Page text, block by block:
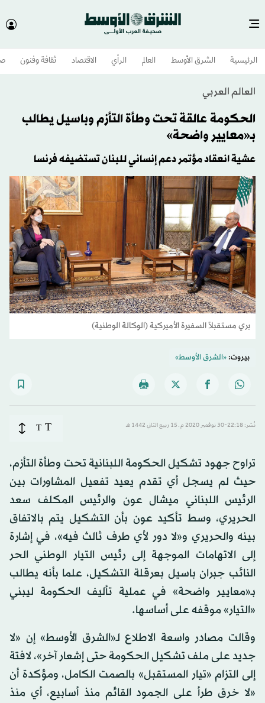
الرئيسية الشرق الأوسط​ العالم الرأي الاقتصاد ثقافة وفنون
العالم العربي
الحكومة عالقة تحت وطأة التأزم وباسيل يطالب
بـ«معايير واضحة»
عشية انعقاد مؤتمر دعم إنساني للبنان تستضيفه فرنسا
بري مستقبلاً السفيرة الأميركية (الوكالة الوطنية)
بيروت:«الشرق الأوسط»
نُشر: 22:18-30 نوفمبر 2020 م ـ 15 ربيع الثاني 1442 هـ T
T
تراوح جهود تشكيل الحكومة اللبنانية تحت وطأة التأزم،
حيث لم يسجل أي تقدم يعيد تفعيل المشاورات بين
الرئيس اللبناني ميشال عون والرئيس المكلف سعد
الحريري، وسط تأكيد عون بأن التشكيل يتم بالاتفاق
بينه والحريري و«لا دور لأي طرف ثالث فيه»، في إشارة
إلى الاتهامات الموجهة إلى رئيس التيار الوطني الحر
النائب جبران باسيل بعرقلة التشكيل، علما بأنه يطالب
بـ«معايير واضحة» في عملية تأليف الحكومة ليبني
«التيار» موقفه على أساسها.
وقالت مصادر واسعة الاطلاع لـ«الشرق الأوسط» إن «لا
جديد على ملف تشكيل الحكومة حتى إشعار آخر»، لافتة
إلى التزام «تيار المستقبل» بالصمت الكامل، ومؤكدة أن
«لا خرق طرأ على الجمود القائم منذ أسابيع، أي منذ